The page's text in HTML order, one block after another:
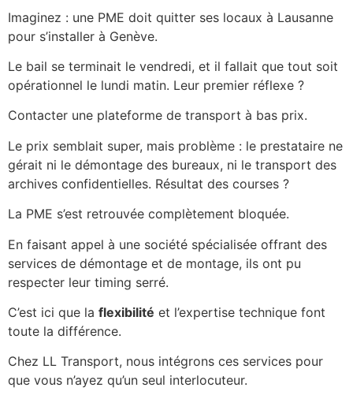
Imaginez : une PME doit quitter ses locaux à Lausanne
pour s’installer à Genève.
Le bail se terminait le vendredi, et il fallait que tout soit
opérationnel le lundi matin. Leur premier réflexe ?
Contacter une plateforme de transport à bas prix.
Le prix semblait super, mais problème : le prestataire ne
gérait ni le démontage des bureaux, ni le transport des
archives confidentielles. Résultat des courses ?
La PME s’est retrouvée complètement bloquée.
En faisant appel à une société spécialisée offrant des
services de démontage et de montage, ils ont pu
respecter leur timing serré.
C’est ici que la flexibilité et l’expertise technique font
toute la différence.
Chez LL Transport, nous intégrons ces services pour
que vous n’ayez qu’un seul interlocuteur.